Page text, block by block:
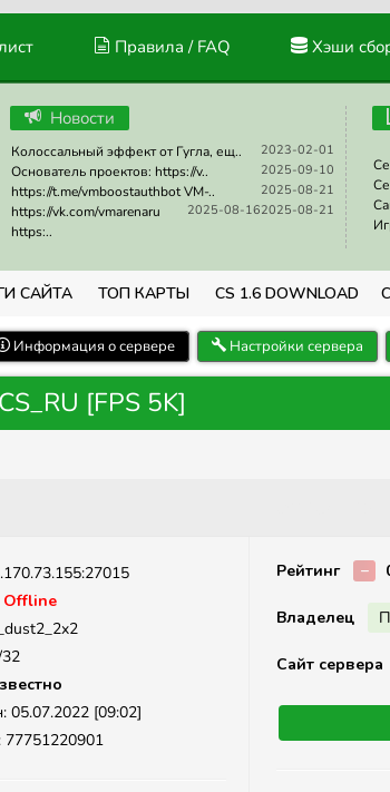
Правила / FAQ Хэши
Новости
2023-02-01
Колоссальный эффект от Гугла, ещ..
2025-09-10
Основатель проектов: https://v..
2025-08-21
https://t.me/vmboostauthbot VM-..
2025-08-21
2025-08-16
https://vk.com/vmarenaru
https:..
САЙТА ТОП КАРТЫ CS 1.6 DOWNLOAD
Информация о сервере Настройки сервера
[FPS 5K]
05.07.2022 [09:02]
77751220901
Рейтинг −
Владелец
Сайт сервера